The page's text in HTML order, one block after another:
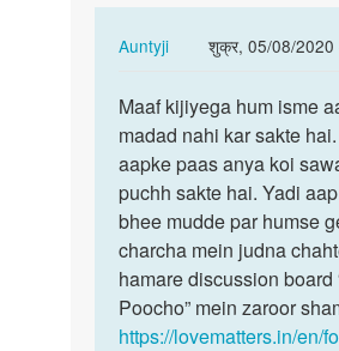
Auntyji
शुक्र, 05/08/
In
to
sax
karna
ha
glis
sa
by
diwan
chand
Maaf
kijiyega
hum
isme
aapki…
Maaf kijiyega hum isme
madad nahi kar sakte
aapke paas anya koi
puchh sakte hai. Yadi
bhee mudde par humse
charcha mein judna
hamare discussion board
Poocho” mein zaroor
https://lovematters.in/en/